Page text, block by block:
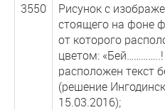
3550
Рисунок с
стоящего на фоне
от которого
цветом:
расположен текст
(решение
15.03.2016);